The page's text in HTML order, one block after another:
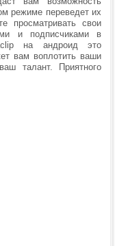
режиме переведет их
просматривать свои
и подписчиками в
на андроид это
вам воплотить ваши
талант. Приятного